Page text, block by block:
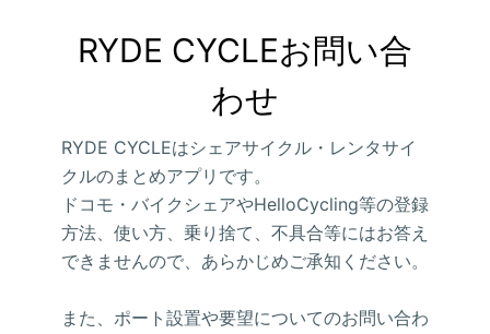
RYDE CYCLEお問い合
わせ
RYDE CYCLEはシェアサイクル・レンタサイ
クルのまとめアプリです。
ドコモ・バイクシェアやHelloCycling等の登録
方法、使い方、乗り捨て、不具合等にはお答え
できませんので、あらかじめご承知ください。
また、ポート設置や要望についてのお問い合わ